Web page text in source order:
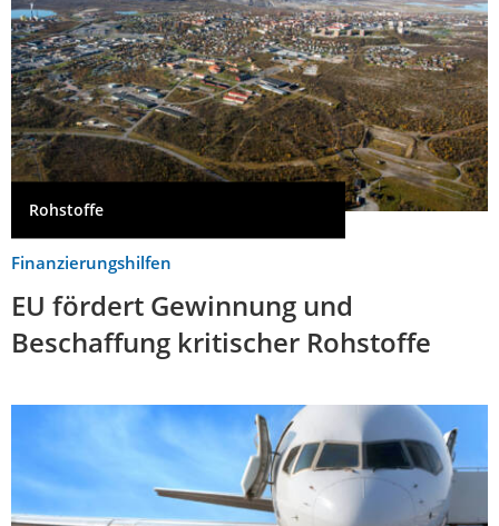
Rohstoffe
Finanzierungshilfen
EU fördert Gewinnung und
Beschaffung kritischer Rohstoffe